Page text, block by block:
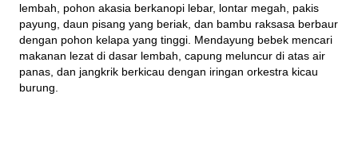
lembah, pohon akasia berkanopi lebar, lontar megah, pakis
payung, daun pisang yang beriak, dan bambu raksasa berbaur
dengan pohon kelapa yang tinggi. Mendayung bebek mencari
makanan lezat di dasar lembah, capung meluncur di atas air
panas, dan jangkrik berkicau dengan iringan orkestra kicau
burung.